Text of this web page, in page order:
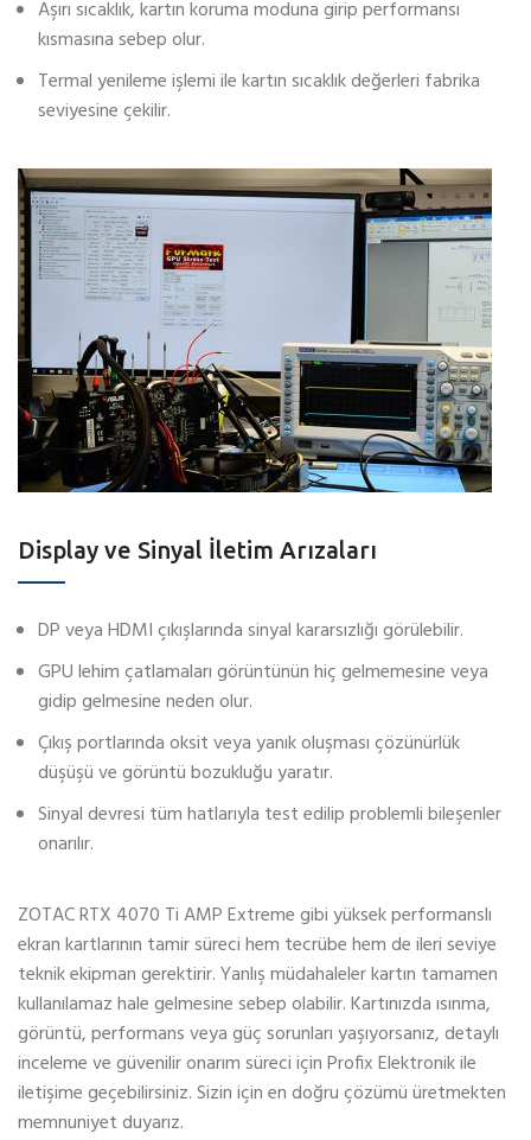
Aşırı sıcaklık, kartın koruma moduna girip performansı
kısmasına sebep olur.
Termal yenileme işlemi ile kartın sıcaklık değerleri fabrika
seviyesine çekilir.
Display ve Sinyal İletim Arızaları
DP veya HDMI çıkışlarında sinyal kararsızlığı görülebilir.
GPU lehim çatlamaları görüntünün hiç gelmemesine veya
gidip gelmesine neden olur.
Çıkış portlarında oksit veya yanık oluşması çözünürlük
düşüşü ve görüntü bozukluğu yaratır.
Sinyal devresi tüm hatlarıyla test edilip problemli bileşenler
onarılır.
ZOTAC RTX 4070 Ti AMP Extreme gibi yüksek performanslı
ekran kartlarının tamir süreci hem tecrübe hem de ileri seviye
teknik ekipman gerektirir. Yanlış müdahaleler kartın tamamen
kullanılamaz hale gelmesine sebep olabilir. Kartınızda ısınma,
görüntü, performans veya güç sorunları yaşıyorsanız, detaylı
inceleme ve güvenilir onarım süreci için Profix Elektronik ile
iletişime geçebilirsiniz. Sizin için en doğru çözümü üretmekten
memnuniyet duyarız.